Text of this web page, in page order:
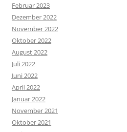
Februar 2023
Dezember 2022
November 2022
Oktober 2022
August 2022
Juli 2022
Juni 2022
April 2022
Januar 2022
November 2021
Oktober 2021